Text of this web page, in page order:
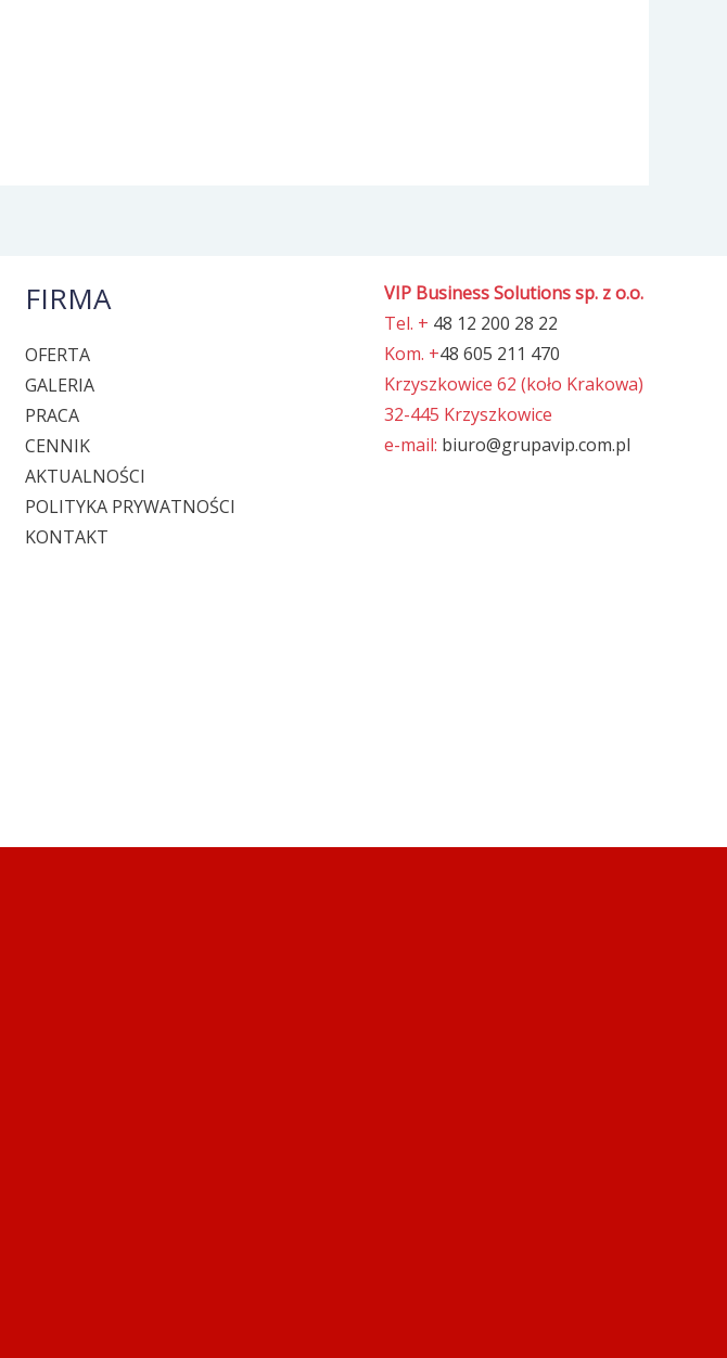
FIRMA
OFERTA
GALERIA
PRACA
CENNIK
AKTUALNOŚCI
POLITYKA PRYWATNOŚCI
KONTAKT
VIP Business Solutions sp. z o.o.
Tel. + 48 12 200 28 22
Kom. +48 605 211 470
Krzyszkowice 62 (koło Krakowa)
32-445 Krzyszkowice
e-mail: biuro@grupavip.com.pl